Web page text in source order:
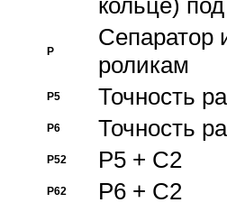
кольце)
P
Cепаратор
роликам
P5 Точность
P6 Точность
P52 P5 + C2
P62 P6 + C2